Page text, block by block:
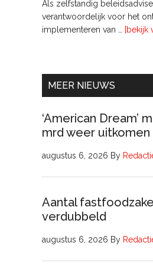
Als zelfstandig
verantwoordelijk voor het
implementeren van …
[bekijk
MEER NIEUWS
‘American Dream’
mrd weer uitkomen
augustus 6, 2026 By
Aantal
verdubbeld
augustus 6, 2026 By